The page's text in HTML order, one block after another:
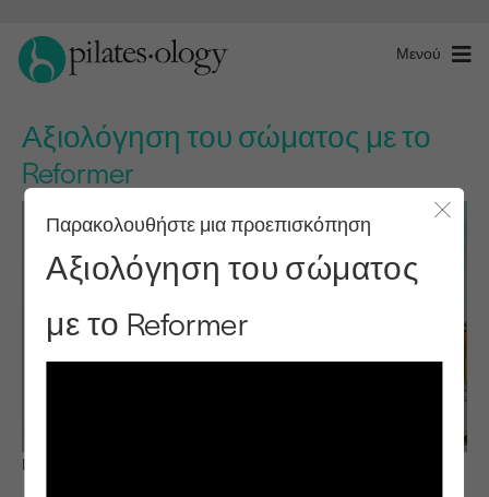
Μενού
Αξιολόγηση του σώματος με το
Reformer
Παρακολουθήστε μια προεπισκόπηση
Αξιολόγηση του σώματος
με το Reformer
Παρατηρήστε & μάθετε